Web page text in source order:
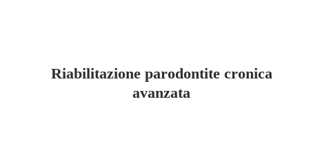
Riabilitazione parodontite cronica
avanzata